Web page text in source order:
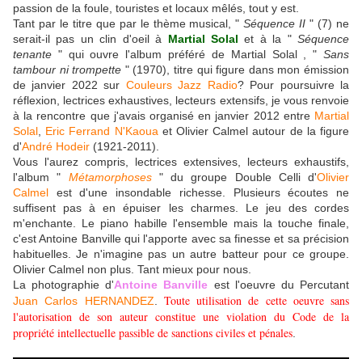
passion de la foule, touristes et locaux mêlés, tout y est.
Tant par le titre que par le thème musical, "Séquence II " (7) ne
serait-il pas un clin d'oeil à Martial Solal et à la "Séquence
tenante " qui ouvre l'album préféré de Martial Solal , " Sans
tambour ni trompette " (1970), titre qui figure dans mon émission
de janvier 2022 sur Couleurs Jazz Radio? Pour poursuivre la
réflexion, lectrices exhaustives, lecteurs extensifs, je vous renvoie
à la rencontre que j'avais organisé en janvier 2012 entre Martial
Solal
Eric Ferrand N'Kaoua et Olivier Calmel autour de la figure
d'André Hodeir (1921-2011).
Vous l'aurez compris, lectrices extensives, lecteurs exhaustifs,
l'album " Métamorphoses" du groupe Double Celli d'Olivier
Calmel est d'une insondable richesse. Plusieurs écoutes ne
suffisent pas à en épuiser les charmes. Le jeu des cordes
m'enchante. Le piano habille l'ensemble mais la touche finale,
c'est Antoine Banville qui l'apporte avec sa finesse et sa précision
habituelles. Je n'imagine pas un autre batteur pour ce groupe.
Olivier Calmel non plus. Tant mieux pour nous.
La photographie d'Antoine Banville est l'oeuvre du Percutant
Juan Carlos HERNANDEZ
Toute utilisation de cette oeuvre sans
l'autorisation de son auteur constitue une violation du Code de la
propriété intellectuelle passible de sanctions civiles et pénales